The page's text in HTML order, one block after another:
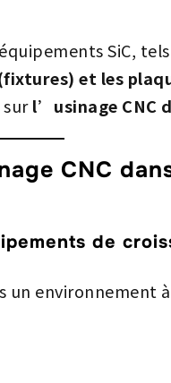
SiC,
et les
l’usinage CNC
CNC
de
un environnement